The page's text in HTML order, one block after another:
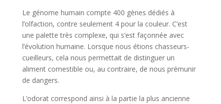
Le génome humain compte 400 gènes dédiés à
l’olfaction, contre seulement 4 pour la couleur. C’est
une palette très complexe, qui s’est façonnée avec
l’évolution humaine. Lorsque nous étions chasseurs-
cueilleurs, cela nous permettait de distinguer un
aliment comestible ou, au contraire, de nous prémunir
de dangers.
L’odorat correspond ainsi à la partie la plus ancienne